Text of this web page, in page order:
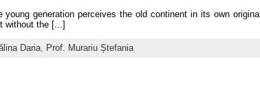
generation perceives the old continent in its own original
without the [...]
Daria, Prof. Murariu Ștefania